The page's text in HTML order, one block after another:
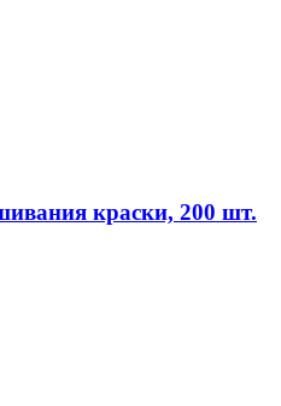
краски, 200 шт.